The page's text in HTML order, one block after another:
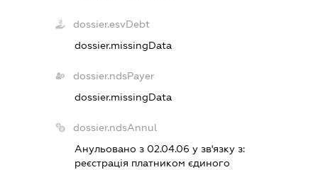
dossier.esvDebt
dossier.missingData
dossier.ndsPayer
dossier.missingData
dossier.ndsAnnul
Анульовано з 02.04.06 у зв'язку з:
реєстрацiя платником єдиного